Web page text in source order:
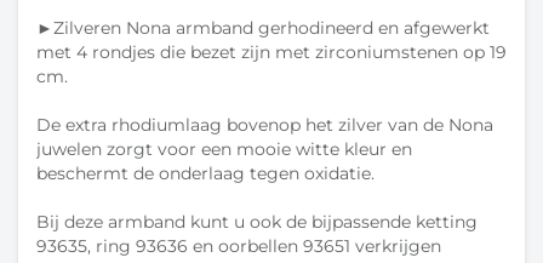
►Zilveren Nona armband gerhodineerd en afgewerkt
met 4 rondjes die bezet zijn met zirconiumstenen op 19
cm.
De extra rhodiumlaag bovenop het zilver van de Nona
juwelen zorgt voor een mooie witte kleur en
beschermt de onderlaag tegen oxidatie.
Bij deze armband kunt u ook de bijpassende ketting
93635, ring 93636 en oorbellen 93651 verkrijgen